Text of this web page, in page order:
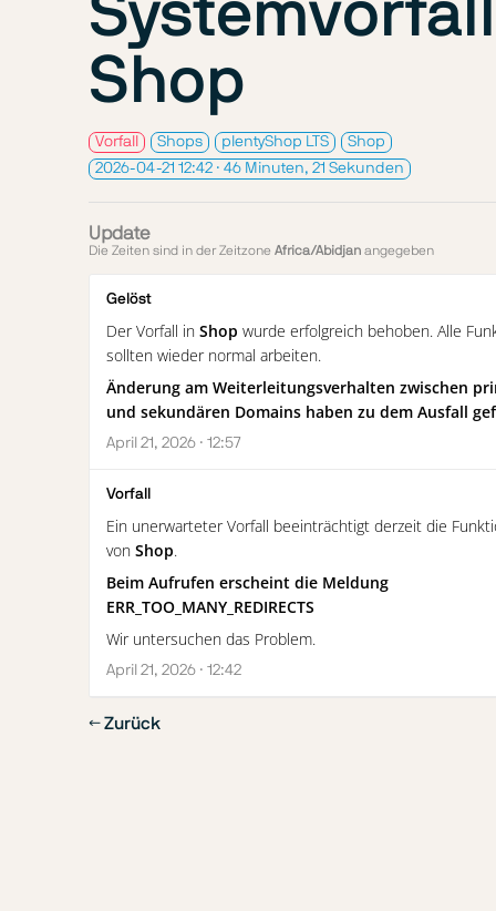
Shop
Vorfall Shops plentyShop LTS
Shop
2026-04-21 12:42 · 46 Minuten, 21 Sekunden
Update
Die Zeiten sind in der Zeitzone Africa/Abidjan angegeben
Gelöst
Der Vorfall in Shop wurde erfolgreich behoben. Alle
sollten wieder normal arbeiten.
Änderung am Weiterleitungsverhalten zwischen
und sekundären Domains haben zu dem Ausfall
April 21, 2026 · 12:57
Vorfall
Ein unerwarteter Vorfall beeinträchtigt derzeit die
von Shop.
Beim Aufrufen erscheint die Meldung
ERR_TOO_MANY_REDIRECTS
Wir untersuchen das Problem.
April 21, 2026 · 12:42
← Zurück